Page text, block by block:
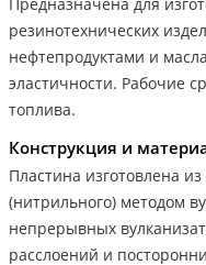
резинотехнических
нефтепродуктами и
эластичности. Рабочие
топлива.
Конструкция и
Пластина изготовлена
(нитрильного) методом
непрерывных
расслоений и